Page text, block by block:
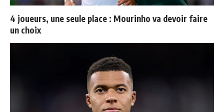
4 joueurs, une seule place : Mourinho va devoir faire
un choix